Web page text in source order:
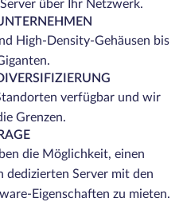
über Ihr Netzwerk.
High-Density-Gehäusen bis
verfügbar und wir
Grenzen.
die Möglichkeit, einen
dedizierten Server mit den
Eigenschaften zu mieten.